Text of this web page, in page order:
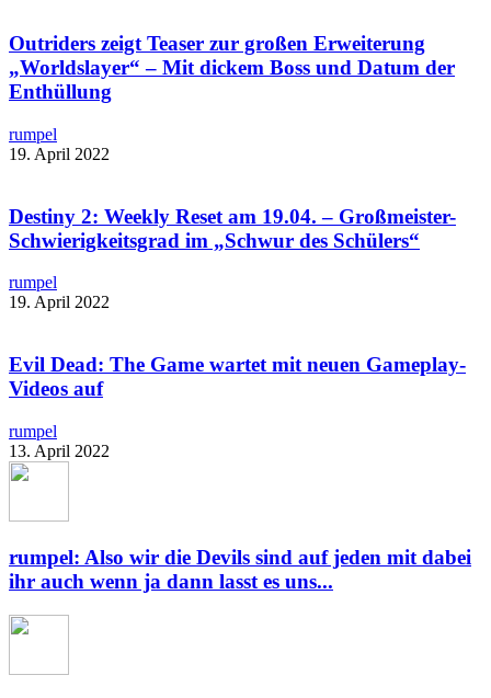
Outriders zeigt Teaser zur großen Erweiterung
„Worldslayer“ – Mit dickem Boss und Datum der
Enthüllung
rumpel
19. April 2022
Destiny 2: Weekly Reset am 19.04. – Großmeister-
Schwierigkeitsgrad im „Schwur des Schülers“
rumpel
19. April 2022
Evil Dead: The Game wartet mit neuen Gameplay-
Videos auf
rumpel
13. April 2022
rumpel: Also wir die Devils sind auf jeden mit dabei
ihr auch wenn ja dann lasst es uns...